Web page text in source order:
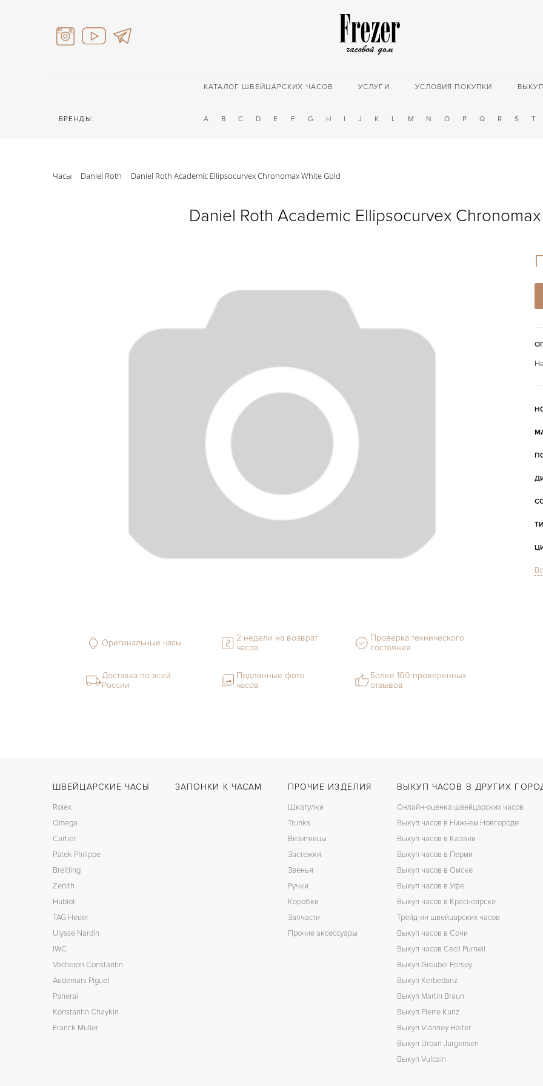
КАТАЛОГ ШВЕЙЦАРСКИХ ЧАСОВ УСЛУГИ УСЛОВИЯ ПОКУПКИ ВЫКУП
БРЕНДЫ: A B C D E F G H I J K L M N O P Q R S T
Часы Daniel Roth Daniel Roth Academic Ellipsocurvex Chronomax White Gold
Daniel Roth Academic Ellipsocurvex
Оригинальные часы
2 недели на возврат
часов
Проверка технического
состояния
Доставка по всей
России
Подлинные фото
часов
Более 100 проверенных
отзывов
ШВЕЙЦАРСКИЕ ЧАСЫ
Rolex
Omega
Cartier
Patek Philippe
Breitling
Zenith
Hublot
TAG Heuer
Ulysse Nardin
IWC
Vacheron Constantin
Audemars Piguet
Panerai
Konstantin Chaykin
Franck Muller
ЗАПОНКИ К ЧАСАМ ПРОЧИЕ ИЗДЕЛИЯ
Шкатулки
Trunks
Визитницы
Застежки
Звенья
Ручки
Коробки
Запчасти
Прочие аксессуары
ВЫКУП ЧАСОВ В ДРУГИХ
Онлайн-оценка швейцарских часов
Выкуп часов в Нижнем Новгороде
Выкуп часов в Казани
Выкуп часов в Перми
Выкуп часов в Омске
Выкуп часов в Уфе
Выкуп часов в Красноярске
Трейд-ин швейцарских часов
Выкуп часов в Сочи
Выкуп часов Cecil Purnell
Выкуп Greubel Forsey
Выкуп Kerbedanz
Выкуп Martin Braun
Выкуп Pierre Kunz
Выкуп Vianney Halter
Выкуп Urban Jurgensen
Выкуп Vulcain